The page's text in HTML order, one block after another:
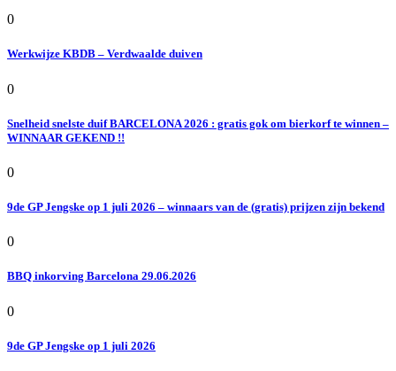
0
Werkwijze KBDB – Verdwaalde duiven
0
Snelheid snelste duif BARCELONA 2026 : gratis gok om bierkorf te winnen –
WINNAAR GEKEND !!
0
9de GP Jengske op 1 juli 2026 – winnaars van de (gratis) prijzen zijn bekend
0
BBQ inkorving Barcelona 29.06.2026
0
9de GP Jengske op 1 juli 2026